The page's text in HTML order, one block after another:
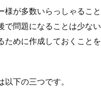
が多数いらっしゃること
で問題になることは少ない
ために作成しておくことを
下の三つです。